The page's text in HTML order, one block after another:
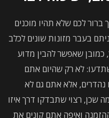
ברור לכם שלא תהיו מוכנים
בעבר מזונות שונים לכלב
כמובן שאפשר להבין מדוע
לא רק שהיום אתם
נהדרים, אלא אתם גם לא
שכן, רצוי שתבדקו דרך איזו
ואיפה אתם קונים את